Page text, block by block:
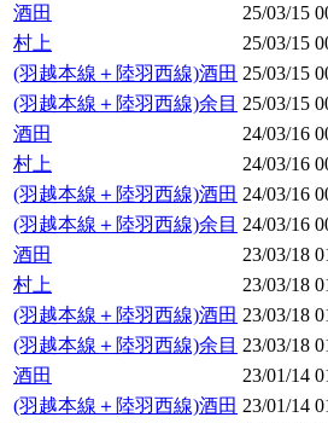
酒田
25/03/15
村上
25/03/15
(羽越本線＋陸羽西線)酒田 25/03/15
(羽越本線＋陸羽西線)余目 25/03/15
酒田
24/03/16
村上
24/03/16
(羽越本線＋陸羽西線)酒田 24/03/16
(羽越本線＋陸羽西線)余目 24/03/16
酒田
23/03/18
村上
23/03/18
(羽越本線＋陸羽西線)酒田 23/03/18
(羽越本線＋陸羽西線)余目 23/03/18
酒田
23/01/14
(羽越本線＋陸羽西線)酒田 23/01/14